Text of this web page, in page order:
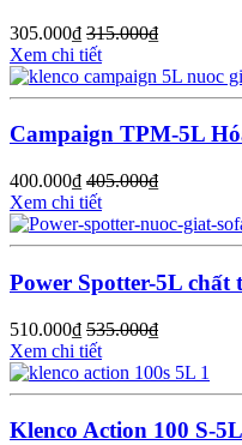
305.000₫ 315.000₫
Xem chi tiết
Campaign TPM-5L
400.000₫ 405.000₫
Xem chi tiết
Power Spotter-5L chất
510.000₫ 535.000₫
Xem chi tiết
Klenco Action 100 S-